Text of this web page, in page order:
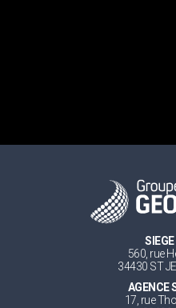
560, rue
34430 ST
AGENCE
17, rue